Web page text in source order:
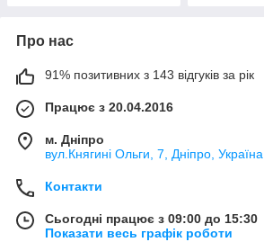
Про нас
91% позитивних з 143 відгуків за рік
Працює з 20.04.2016
м. Дніпро
вул.Княгині Ольги, 7, Дніпро, Україна
Контакти
Сьогодні працює з 09:00 до 15:30
Показати весь графік роботи